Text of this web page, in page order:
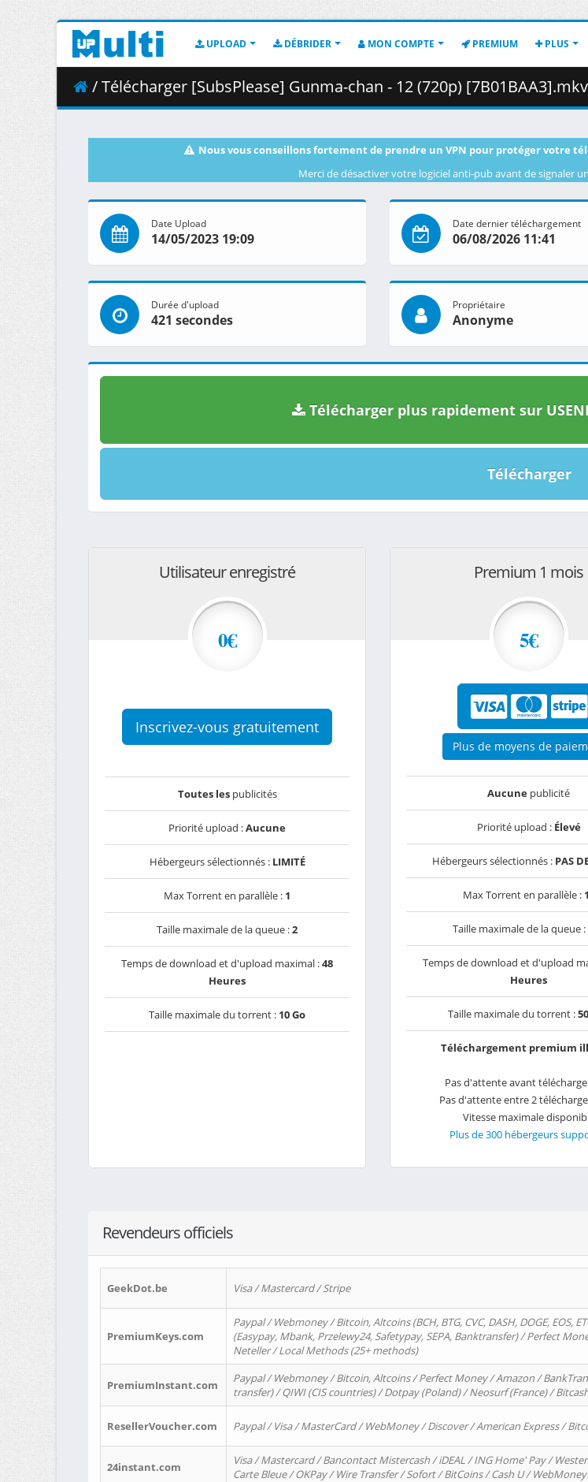
UPLOAD DÉBRIDER MON COMPTE PREMIUM PLUS
/ Télécharger [SubsPlease] Gunma-chan - 12 (720p)
Nous vous conseillons fortement de prendre un VPN pour protéger votre
Merci de désactiver votre logiciel anti-pub avant de signaler
Date Upload
14/05/2023 19:09
Date dernier téléchargement
06/08/2026 11:41
Durée d'upload
421 secondes
Propriétaire
Anonyme
Télécharger plus rapidement sur
Télécharger
Utilisateur enregistré
0€
Inscrivez-vous gratuitement
Toutes lespublicités
Priorité upload :Aucune
Hébergeurs sélectionnés : LIMITÉ
Max Torrent en parallèle : 1
Taille maximale de la queue :2
Temps de download et d'upload maximal :48
Heures
Taille maximale du torrent : 10 Go
Premium 1 mois
5€
Plus de moyens de
Aucune publicité
Priorité upload : Élevé
Hébergeurs sélectionnés : PAS
Max Torrent en parallèle :
Taille maximale de la queue :
Temps de download et d'upload
Heures
Taille maximale du torrent :
Téléchargement premium
Pas d'attente avant
Pas d'attente entre 2
Vitesse maximale
Plus de 300 hébergeurs
Revendeurs officiels
GeekDot.be Visa / Mastercard / Stripe
PremiumKeys.com
Paypal / Webmoney / Bitcoin, Altcoins (BCH, BTG, CVC, DASH, DOGE, EOS,
(Easypay, Mbank, Przelewy24, Safetypay, SEPA, Banktransfer) / Perfect
Neteller / Local Methods (25+ methods)
PremiumInstant.com
Paypal / Webmoney / Bitcoin, Altcoins / Perfect Money / Amazon /
transfer) / QIWI (CIS countries) / Dotpay (Poland) / Neosurf (France) /
ResellerVoucher.com Paypal / Visa / MasterCard / WebMoney / Discover / American Express /
24instant.com
Visa / Mastercard / Bancontact Mistercash / iDEAL / ING Home' Pay /
Carte Bleue / OKPay / Wire Transfer / Sofort / BitCoins / Cash U /